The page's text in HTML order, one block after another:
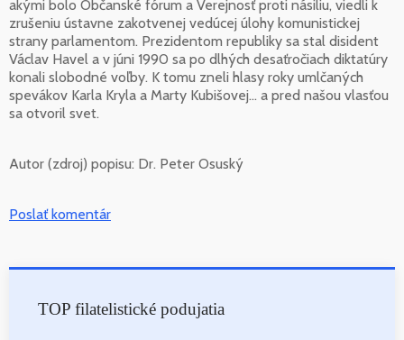
akými bolo Občanské fórum a Verejnosť proti násiliu, viedli k
zrušeniu ústavne zakotvenej vedúcej úlohy komunistickej
strany parlamentom. Prezidentom republiky sa stal disident
Václav Havel a v júni 1990 sa po dlhých desaťročiach diktatúry
konali slobodné voľby. K tomu zneli hlasy roky umlčaných
spevákov Karla Kryla a Marty Kubišovej... a pred našou vlasťou
sa otvoril svet.
Autor (zdroj) popisu: Dr. Peter Osuský
Poslať komentár
TOP filatelistické podujatia